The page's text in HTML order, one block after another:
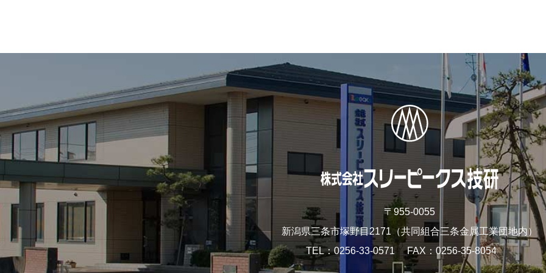
〒955-0055
新潟県三条市塚野目2171（共同組合三条金属工業団地内）
TEL
0256-33-0571 FAX 0256-35-8054